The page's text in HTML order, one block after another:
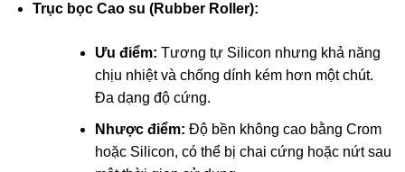
Trục bọc Cao su (Rubber Roller):
Ưu điểm: Tương tự Silicon nhưng khả năng
chịu nhiệt và chống dính kém hơn một chút.
Đa dạng độ cứng.
Nhược điểm: Độ bền không cao bằng Crom
hoặc Silicon, có thể bị chai cứng hoặc nứt sau